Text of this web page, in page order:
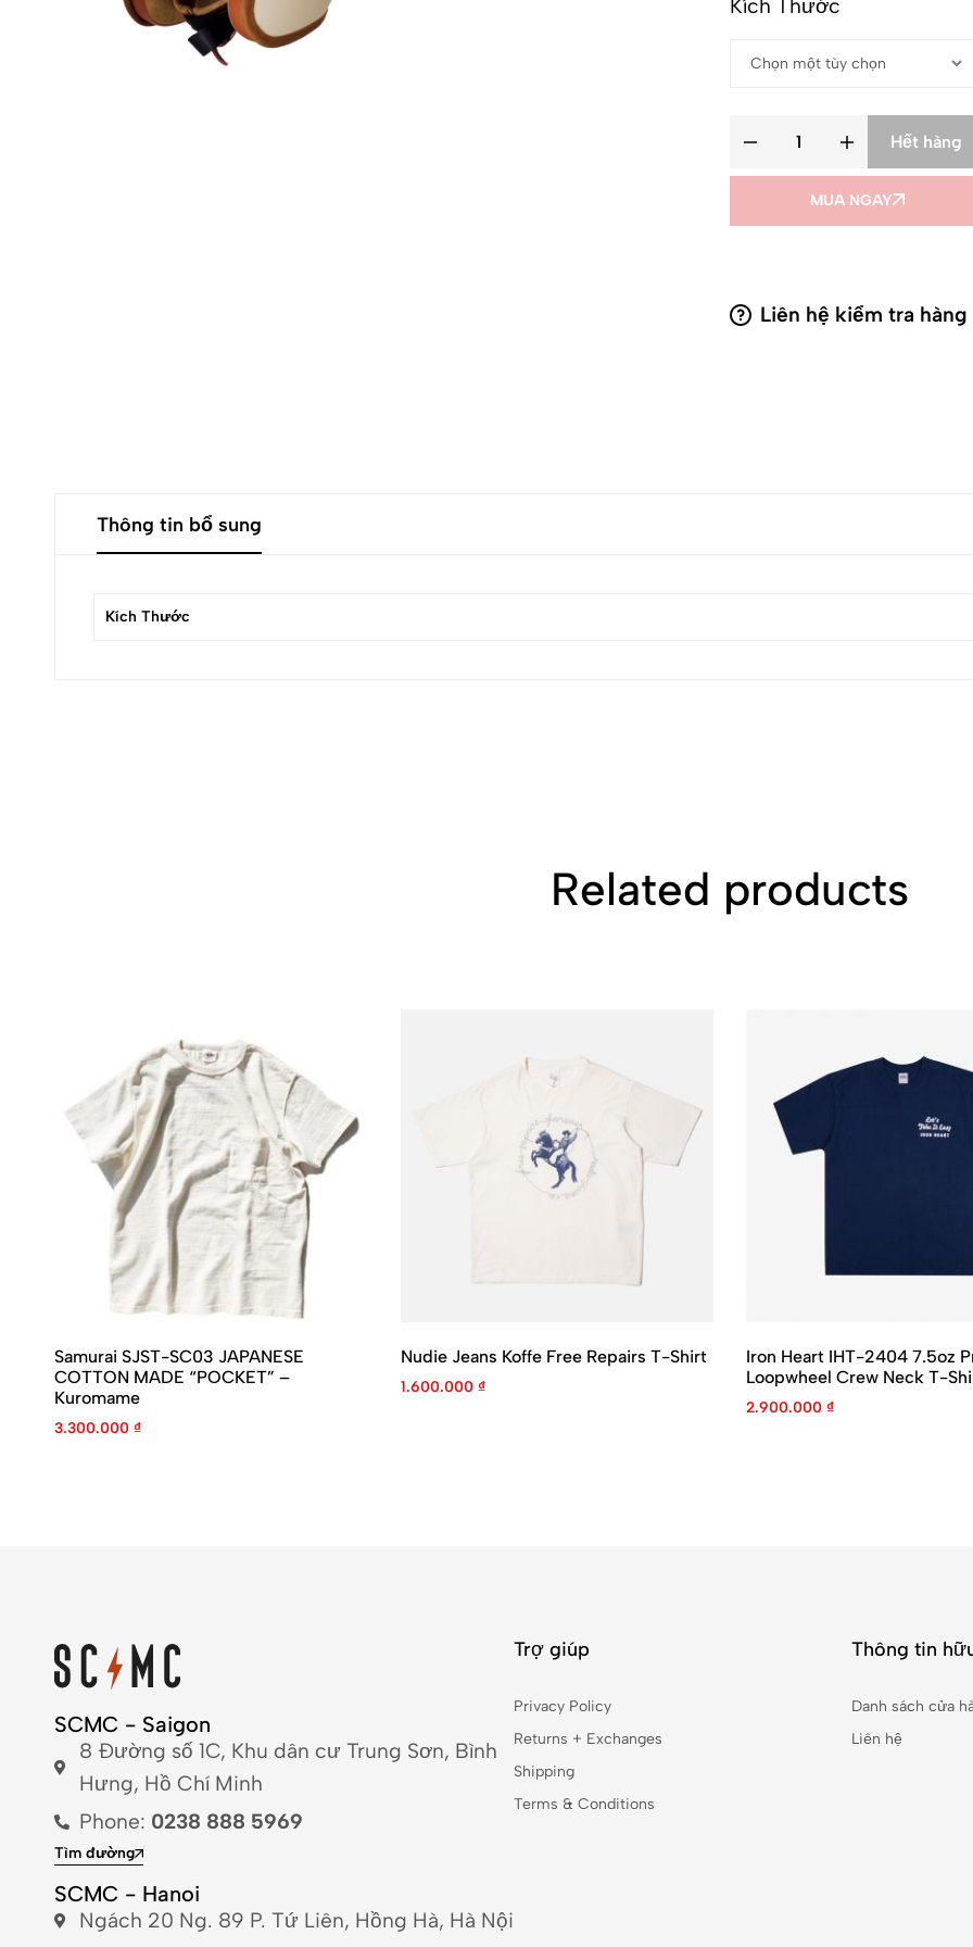
Kích Thước
Hết hàng
MUA NGAY
Liên hệ kiểm tra hàng
Thông tin bổ sung
Kích Thước
Related products
Samurai SJST-SC03 JAPANESE
COTTON MADE “POCKET” –
Kuromame
3.300.000 ₫
Nudie Jeans Koffe Free Repairs T-Shirt
1.600.000 ₫
Iron Heart IHT-2404 7.5oz
Loopwheel Crew Neck T-
2.900.000 ₫
SCMC - Saigon
8 Đường số 1C, Khu dân cư Trung Sơn, Bình
Hưng, Hồ Chí Minh
Phone: 0238 888 5969
Tìm đường
SCMC - Hanoi
Ngách 20 Ng. 89 P. Tứ Liên, Hồng Hà, Hà Nội
Trợ giúp
Privacy Policy
Returns + Exchanges
Shipping
Terms & Conditions
Thông tin
Danh sách cửa
Liên hệ